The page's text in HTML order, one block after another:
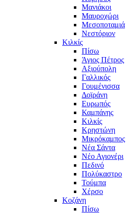
Μανιάκοι
Μαυροχώρι
Μεσοποταμιά
Νεστόριον
Κιλκίς
Πίσω
Άγιος Πέτρος
Αξιούπολη
Γαλλικός
Γουμένισσα
Δοϊράνη
Ευρωπός
Καμπάνης
Κιλκίς
Κρηστώνη
Μικρόκαμπος
Νέα Σάντα
Νέο Αγιονέρι
Πεδινό
Πολύκαστρο
Τούμπα
Χέρσο
Κοζάνη
Πίσω